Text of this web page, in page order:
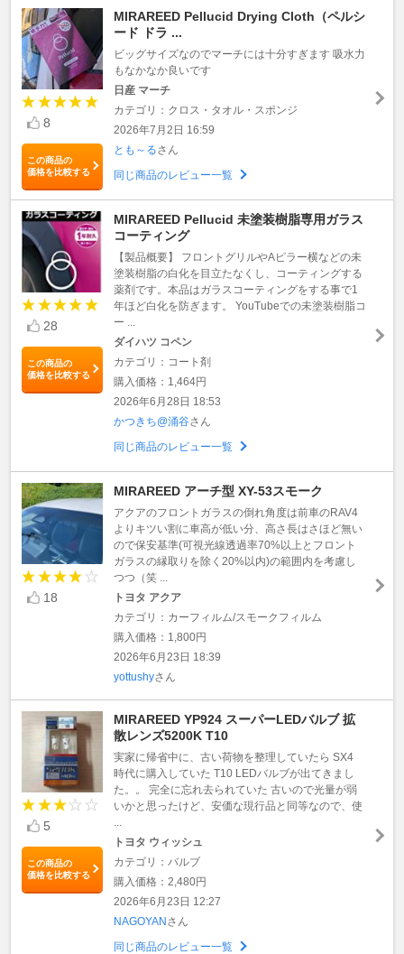
8
この商品の
価格を比較する
MIRAREED Pellucid Drying Cloth（ペルシ
ード ドラ ...
ビッグサイズなのでマーチには十分すぎます 吸水力
もなかなか良いです
日産 マーチ
カテゴリ：クロス・タオル・スポンジ
2026年7月2日 16:59
とも～るさん
同じ商品のレビュー一覧
28
この商品の
価格を比較する
MIRAREED Pellucid 未塗装樹脂専用ガラス
コーティング
【製品概要】 フロントグリルやAピラー横などの未
塗装樹脂の白化を目立たなくし、コーティングする
薬剤です。本品はガラスコーティングをする事で1
年ほど白化を防ぎます。 YouTubeでの未塗装樹脂コ
ー ...
ダイハツ コペン
カテゴリ：コート剤
購入価格：1,464円
2026年6月28日 18:53
かつきち@涌谷さん
同じ商品のレビュー一覧
18
MIRAREED アーチ型 XY-53スモーク
アクアのフロントガラスの倒れ角度は前車のRAV4
よりキツい割に車高が低い分、高さ長はさほど無い
ので保安基準(可視光線透過率70%以上とフロント
ガラスの縁取りを除く20%以内)の範囲内を考慮し
つつ（笑 ...
トヨタ アクア
カテゴリ：カーフィルム/スモークフィルム
購入価格：1,800円
2026年6月23日 18:39
yottushyさん
5
この商品の
価格を比較する
MIRAREED YP924 スーパーLEDバルブ 拡
散レンズ5200K T10
実家に帰省中に、古い荷物を整理していたら SX4
時代に購入していた T10 LEDバルブが出てきまし
た。。 完全に忘れ去られていた 古いので光量が弱
いかと思ったけど、安価な現行品と同等なので、使
トヨタ ウィッシュ
カテゴリ：バルブ
購入価格：2,480円
2026年6月23日 12:27
NAGOYANさん
同じ商品のレビュー一覧